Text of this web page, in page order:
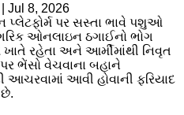
Jul 8, 2026
પર સસ્તા ભાવે પશુઓ
ઓનલાઇન ઠગાઈનો ભોગ
ખાતે રહેતા અને આર્મીમાંથી નિવૃત
ભેંસો વેચવાના બહાને
આવી હોવાની ફરિયાદ